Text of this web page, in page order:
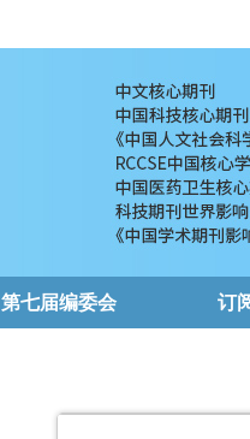
第七届编委会 订